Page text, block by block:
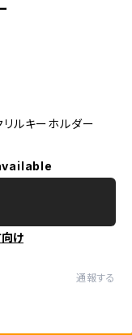
リルキーホルダー
け
通報する